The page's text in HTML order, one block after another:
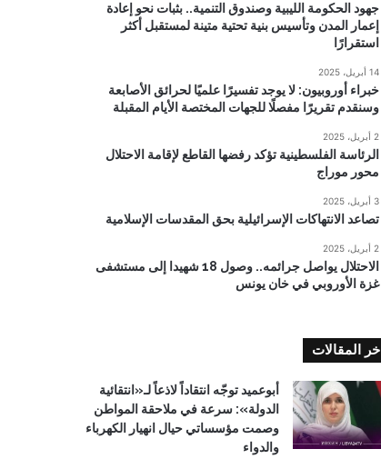
جهود الحكومة الليبية وصندوق التنمية.. بثبات نحو إعادة
إعمار المدن وتأسيس بنية تحتية متينة لمستقبل أكثر
استقرارًا
14 أبريل، 2025
خبراء أوروبيون: لا يوجد تفسيرًا علميًا لحرائق الأصابعة
وسنقدم تقريرًا مفصلًا للجهات المختصة الأيام المقبلة
2 أبريل، 2025
الرئاسة الفلسطينية تؤكد رفضها القاطع لإقامة الاحتلال
محور موراج
3 أبريل، 2025
تصاعد الانتهاكات الإسرائيلية بحق المقدسات الإسلامية
2 أبريل، 2025
الاحتلال يواصل جرائمه.. وصول 18 شهيدا إلى مستشفى
غزة الأوروبي في خان يونس
اخر المقالات
أبوعميد توجّه انتقاداً لاذعاً لـ«انتقائية
الدولة»: سرعة في ملاحقة المواطن
وصمت مؤسساتي حيال انهيار الكهرباء
والدواء